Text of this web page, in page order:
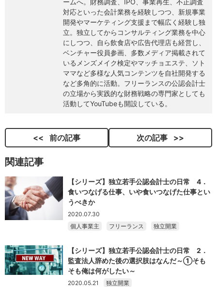
対応といった会計業務を経験しつつ、新規事業
開発やマーケティング支援まで幅広く経験し独
立。独立してからコンサルティング業務を中心
にしつつ、自ら飲食店や広告代理店も経営し、
ベンチャー役員参画、多数メディア掲載されて
いるメンズメイク検定やマッチョエステ、ソト
ママなど多様な人気コンテンツを自社開発する
など多角的に活動。フリーランスの公認会計士
の立場から実践的な財務戦略の専門家としても
活動してYouTubeも開設している。
前の記事 次の記事
関連記事
【シリーズ】独立若手公認会計士の日常 4．
食いつなげる仕事、いや食いつなげた仕事とい
うべきか
2020.07.30
個人事業主
フリーランス 独立開業
【シリーズ】独立若手公認会計士の日常 2．
監査法人辞めた後の選択肢はなんだ～①そも
そも俺は何がしたい～
2020.05.21 独立開業